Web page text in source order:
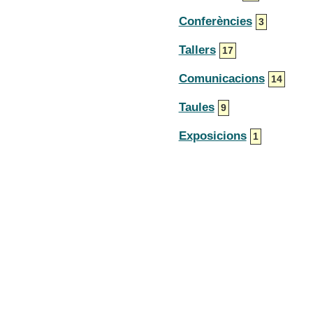
Conferències 3
Tallers 17
Comunicacions 14
Taules 9
Exposicions 1